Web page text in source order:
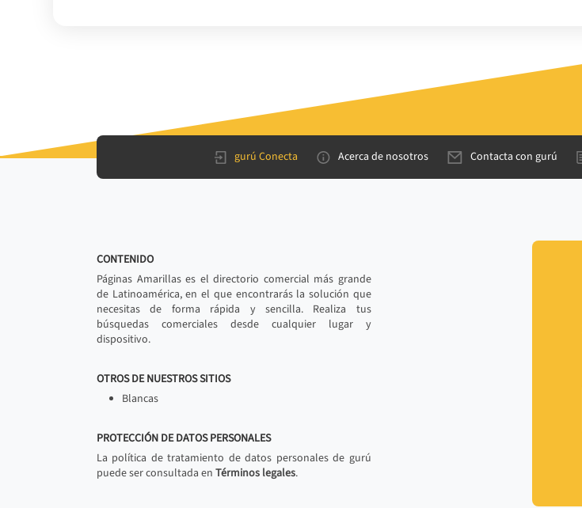
gurú Conecta Acerca de nosotros Contacta con gurú
CONTENIDO
Páginas Amarillas es el directorio comercial más grande
de Latinoamérica, en el que encontrarás la solución que
necesitas de forma rápida y sencilla. Realiza tus
búsquedas comerciales desde cualquier lugar y
dispositivo.
OTROS DE NUESTROS SITIOS
Blancas
PROTECCIÓN DE DATOS PERSONALES
La política de tratamiento de datos personales de gurú
puede ser consultada en Términos legales.